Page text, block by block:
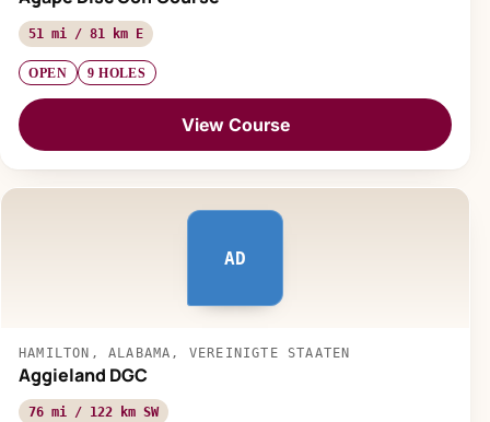
51 mi / 81 km E
OPEN 9 HOLES
View Course
AD
HAMILTON, ALABAMA, VEREINIGTE STAATEN
Aggieland DGC
76 mi / 122 km SW